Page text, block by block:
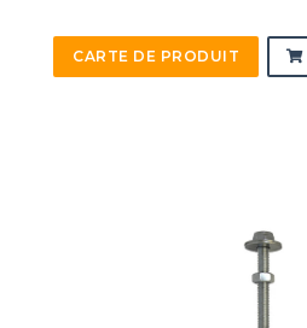
CARTE DE PRODUIT